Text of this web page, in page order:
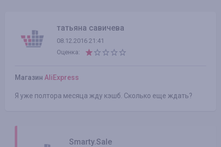
татьяна савичева
08.12.2016 21:41
Оценка:
Магазин AliExpress
Я уже полтора месяца жду кэшб. Сколько еще ждать?
Smarty.Sale